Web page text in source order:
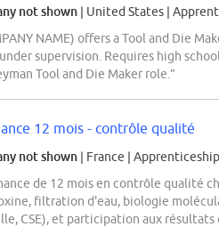
not shown | United States |
NAME) offers a Tool and Die
supervision. Requires high
Tool and Die Maker role.”
12 mois - contrôle qualité
not shown | France |
de 12 mois en contrôle qualité
filtration d'eau, biologie
CSE), et participation aux résultats